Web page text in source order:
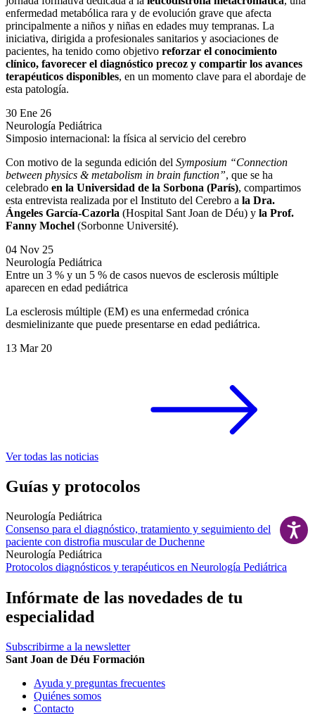
enfermedad metabólica rara y de evolución grave que afecta
principalmente a niños y niñas en edades muy tempranas. La
iniciativa, dirigida a profesionales sanitarios y asociaciones de
pacientes, ha tenido como objetivo reforzar el conocimiento
clínico, favorecer el diagnóstico precoz y compartir los avances
terapéuticos disponibles, en un momento clave para el abordaje de
esta patología.
30 Ene 26
Neurología Pediátrica
Simposio internacional: la física al servicio del cerebro
Con motivo de la segunda edición del Symposium “Connection
between physics & metabolism in brain function”, que se ha
celebrado en la Universidad de la Sorbona (París), compartimos
esta entrevista realizada por el Instituto del Cerebro a la Dra.
Ángeles García-Cazorla (Hospital Sant Joan de Déu) y la Prof.
Fanny Mochel (Sorbonne Université).
04 Nov 25
Neurología Pediátrica
Entre un 3 % y un 5 % de casos nuevos de esclerosis múltiple
aparecen en edad pediátrica
La esclerosis múltiple (EM) es una enfermedad crónica
desmielinizante que puede presentarse en edad pediátrica.
13 Mar 20
Ver todas las noticias
Guías y protocolos
Neurología Pediátrica
Consenso para el diagnóstico, tratamiento y seguimiento del
paciente con distrofia muscular de Duchenne
Neurología Pediátrica
Protocolos diagnósticos y terapéuticos en Neurología Pediátrica
Infórmate de las novedades de tu
especialidad
Subscribirme a la newsletter
Sant Joan de Déu Formación
Ayuda y preguntas frecuentes
Quiénes somos
Contacto